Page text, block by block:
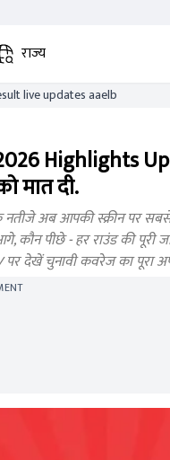
राज्य
srijangram assam vidhan sabha chunav result live updates aaelb
Highlights
मात दी.
अब आपकी स्क्रीन पर
पीछे - हर राउंड की पूरी
पर देखें चुनावी कवरेज का पूरा